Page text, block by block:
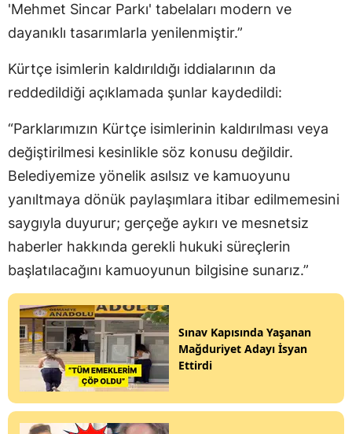
'Mehmet Sincar Parkı' tabelaları modern ve
dayanıklı tasarımlarla yenilenmiştir.”
Kürtçe isimlerin kaldırıldığı iddialarının da
reddedildiği açıklamada şunlar kaydedildi:
“Parklarımızın Kürtçe isimlerinin kaldırılması veya
değiştirilmesi kesinlikle söz konusu değildir.
Belediyemize yönelik asılsız ve kamuoyunu
yanıltmaya dönük paylaşımlara itibar edilmemesini
saygıyla duyurur; gerçeğe aykırı ve mesnetsiz
haberler hakkında gerekli hukuki süreçlerin
başlatılacağını kamuoyunun bilgisine sunarız.”
Sınav Kapısında Yaşanan
Mağduriyet Adayı İsyan
Ettirdi